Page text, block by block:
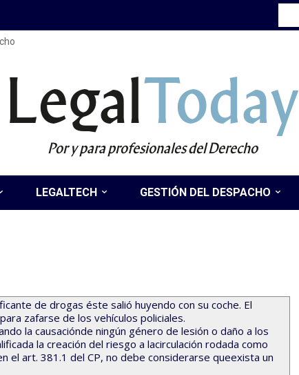
LegalToday
Por y para profesionales del Derecho
LEGALTECH GESTIÓN DEL DESPACHO
de drogas éste salió huyendo con su coche. El
zafarse de los vehículos policiales.
la causaciónde ningún género de lesión o daño a los
la creación del riesgo a lacirculación rodada como
el art. 381.1 del CP, no debe considerarse queexista un